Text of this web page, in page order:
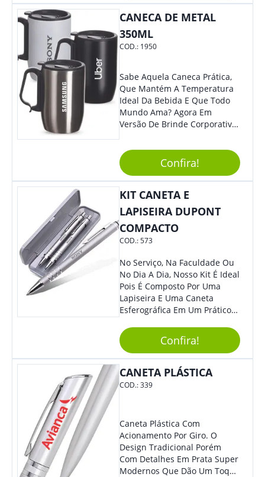
CANECA DE METAL
350ML
COD.: 1950
Sabe Aquela Caneca Prática,
Que Mantém A Temperatura
Ideal Da Bebida E Que Todo
Mundo Ama? Agora Em
Versão De Brinde Corporativo
Sua Marca Com Muito Estilo E
Acrescentar Ainda Mais
Praticidade À Eventos E Feiras
De Exposição.
Confira!
KIT CANETA E
LAPISEIRA DUPONT
COMPACTO
COD.:573
No Serviço, Na Faculdade Ou
No Dia A Dia, Nosso Kit É Ideal
Pois É Composto Por Uma
Lapiseira E Uma Caneta
Esferográfica Em Um Prático
Clientes E Colaboradores Irão
Adorar. Não Perca A Chance
De Personalizá-Lo
Especialmente Com Sua
Marca.
Confira!
CANETA PLÁSTICA
COD.:339
Caneta Plástica Com
Acionamento Por Giro. O
Design Tradicional Porém
Com Detalhes Em Prata Super
Modernos Que Dão Um Toque